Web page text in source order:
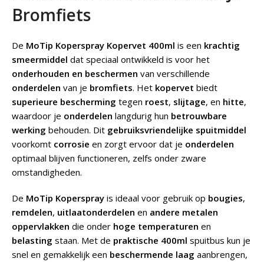
Bromfiets
De MoTip Koperspray Kopervet 400ml is een krachtig
smeermiddel dat speciaal ontwikkeld is voor het
onderhouden en beschermen van verschillende
onderdelen van je bromfiets. Het kopervet biedt
superieure bescherming tegen roest, slijtage, en hitte,
waardoor je onderdelen langdurig hun betrouwbare
werking behouden. Dit gebruiksvriendelijke spuitmiddel
voorkomt corrosie en zorgt ervoor dat je onderdelen
optimaal blijven functioneren, zelfs onder zware
omstandigheden.
De MoTip Koperspray is ideaal voor gebruik op bougies,
remdelen, uitlaatonderdelen en andere metalen
oppervlakken die onder hoge temperaturen en
belasting staan. Met de praktische 400ml spuitbus kun je
snel en gemakkelijk een beschermende laag aanbrengen,